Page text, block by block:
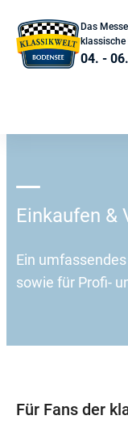
Das
04. -
Einkaufen &
Ein
sowie für Profi-
Für Fans der